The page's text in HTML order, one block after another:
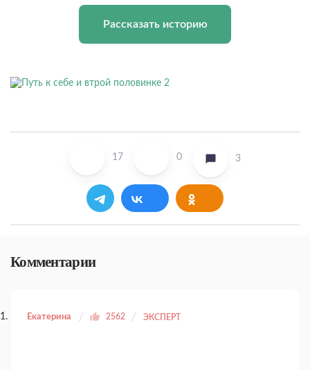
Рассказать историю
17 0 3
Комментарии
Екатерина 2562 ЭКСПЕРТ